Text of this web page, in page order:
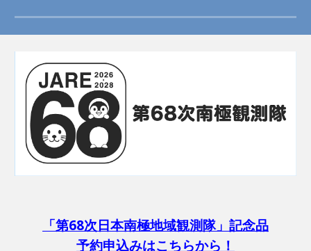
「第68次日本南極地域観測隊」記念品
予約申込みはこちらから！